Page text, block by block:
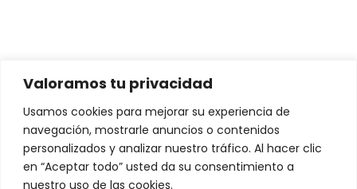
Valoramos tu privacidad
Usamos cookies para mejorar su experiencia de
navegación, mostrarle anuncios o contenidos
personalizados y analizar nuestro tráfico. Al hacer clic
en “Aceptar todo” usted da su consentimiento a
nuestro uso de las cookies.
Soluciones para empresas
VEMO Charging Network – La red de recarga más
robusta y confiable de México